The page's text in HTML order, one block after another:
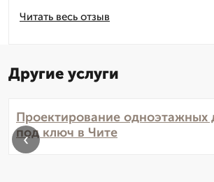
Читать весь отзыв
Другие услуги
Проектирование одноэтажных
под ключ в Чите
‹